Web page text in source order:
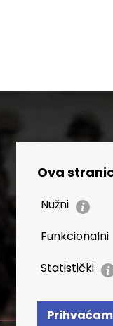
Ova
Nužni
Funkcionalni
Statistički
🢒
🢒